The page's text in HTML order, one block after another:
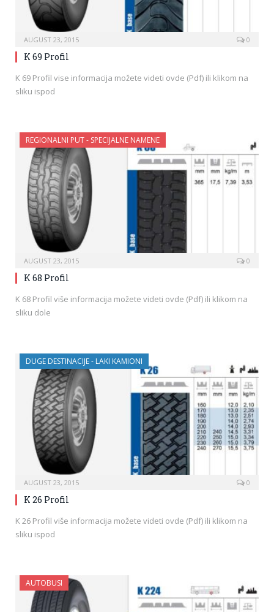
AUGUST 23, 2015 0
K 69 Profil
K 69 Profil vise informacija možete videti ovde (Pdf) ili klikom na
sliku ispod
REGIONALNI PUT - SPECIJALNE NAMENE
AUGUST 23, 2015 0
K 68 Profil
K 68 Profil više informacija možete videti ovde (Pdf) ili klikom na
sliku dole
DUGE DESTINACIJE - LAKI KAMIONI
AUGUST 23, 2015 0
K 26 Profil
K 26 Profil više informacija možete videti ovde (Pdf) ili klikom na
sliku ispod
AUTOBUSI